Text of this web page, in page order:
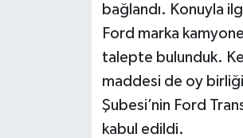
bağlandı. Konuyla
Ford marka
talepte bulunduk.
maddesi de oy birliği
Şubesi’nin Ford
kabul edildi.